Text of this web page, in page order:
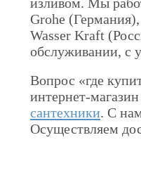
изливом. Мы
Grohe
Wasser Kraft
обслуживании, с
Вопрос «где
интернет-
сантехники. С
Осуществляем